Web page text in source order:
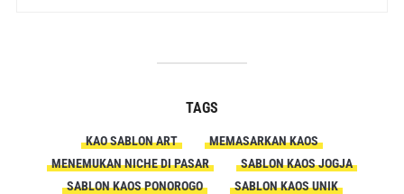
TAGS
KAO SABLON ART
MEMASARKAN KAOS
MENEMUKAN NICHE DI PASAR
SABLON KAOS JOGJA
SABLON KAOS PONOROGO
SABLON KAOS UNIK